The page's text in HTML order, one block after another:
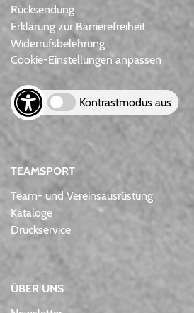
Rücksendung
Erklärung zur Barrierefreiheit
Widerrufsbelehrung
Cookie-Einstellungen anpassen
Kontrastmodus aus
TEAMSPORT
Team- und Vereinsausrüstung
Kataloge
Druckservice
ÜBER UNS